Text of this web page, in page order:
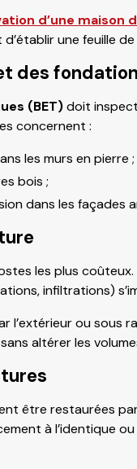
d’une maison
une feuille
des
(BET)doit
concernent :
les murs en pierre ;
bois ;
dans les façades
les plus
infiltrations)
l’extérieur ou sous
altérer les
être restaurées
à l’identique